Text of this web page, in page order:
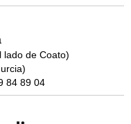
lado de Coato)
84 89 04